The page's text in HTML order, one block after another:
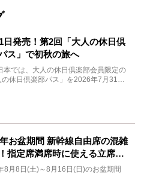
日発売！第2回「大人の休日倶
ス」で初秋の旅へ
本では、大人の休日倶楽部会員限定の
の休日倶楽部パス」を2026年7月31日
お盆期間 新幹線自由席の混雑
指定席満席時に使える立席特
解説
8月8日(土)～8月16日(日)のお盆期間